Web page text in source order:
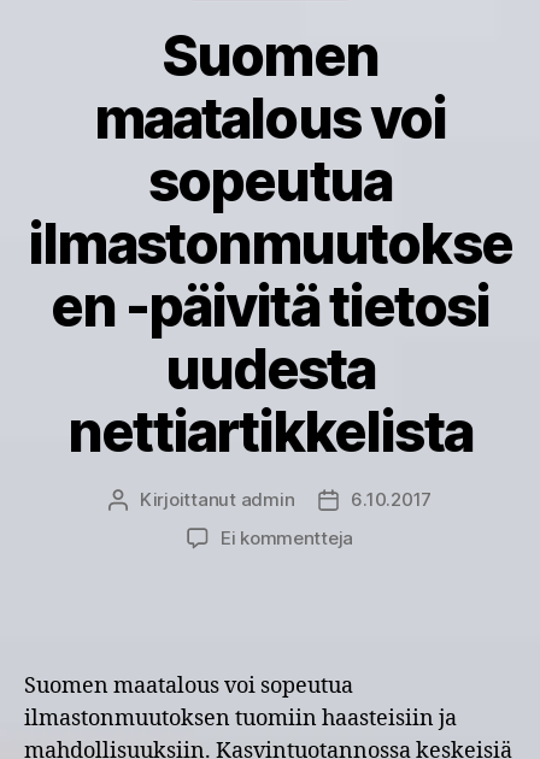
Suomen
maatalous voi
sopeutua
ilmastonmuutokse
en -päivitä tietosi
uudesta
nettiartikkelista
Kirjoittaja
Kirjoittanut admin Julkaisupäivämäärä
6.10.2017
Ei kommentteja
-
päivitä
tietosi
Suomen maatalous voi sopeutua
ilmastonmuutoksen tuomiin haasteisiin ja
mahdollisuuksiin. Kasvintuotannossa keskeisiä